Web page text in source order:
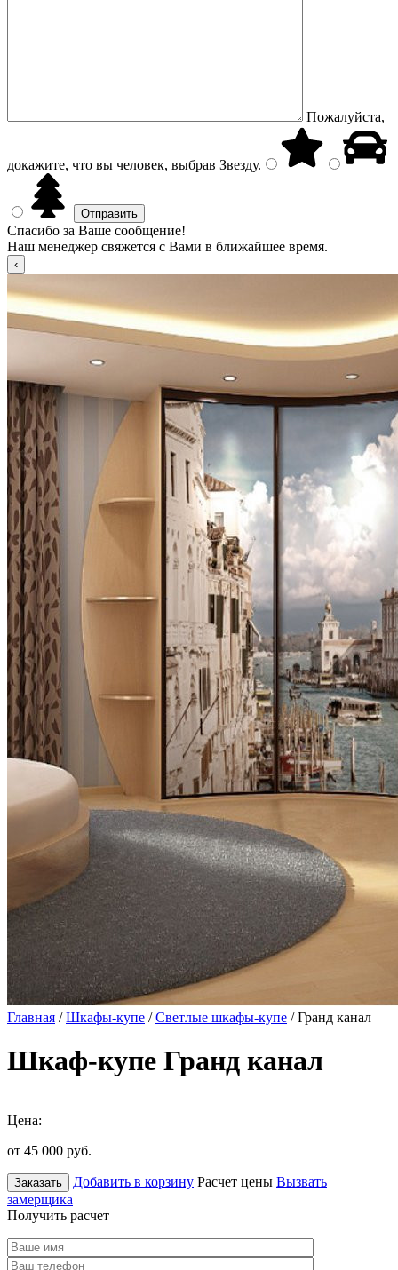
Пожалуйста,
докажите, что вы человек, выбрав Звезду.
Спасибо за Ваше сообщение!
Наш менеджер свяжется с Вами в ближайшее время.
Главная /Шкафы-купе /Светлые шкафы-купе / Гранд канал
Шкаф-купе Гранд канал
Цена:
от 45 000 руб.
Заказать Добавить в корзину Расчет цены Вызвать
замерщика
Получить расчет